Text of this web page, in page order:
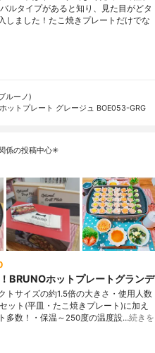
ルタイプがあると知り、見た目がどタ
しました！たこ焼きプレートだけでな
ルーノ)
ットプレート グレージュ BOE053-GRG
係の投稿中心✳
BRUNOホットプレートグランデ
トサイズの約1.5倍の大きさ・使用人数
ット(平皿・たこ焼きプレート)に加え
多数！・保温～250度の温度設…続きを